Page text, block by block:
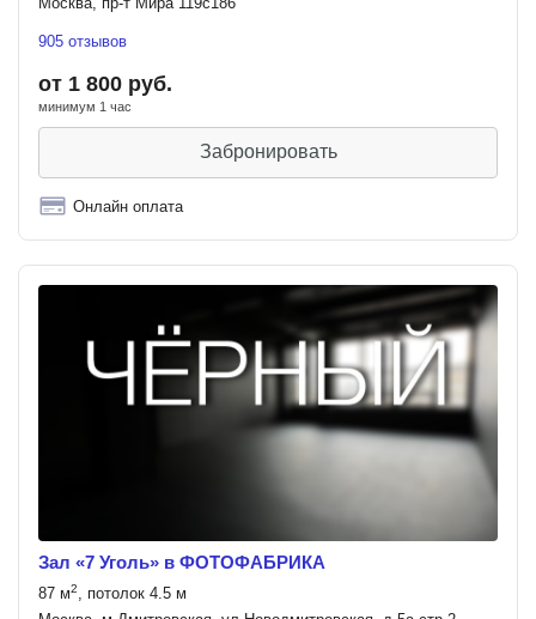
905 отзывов
от 1 800 руб.
минимум 1 час
Забронировать
Онлайн оплата
Зал «7 Уголь» в ФОТОФАБРИКА
87 м2, потолок 4.5 м